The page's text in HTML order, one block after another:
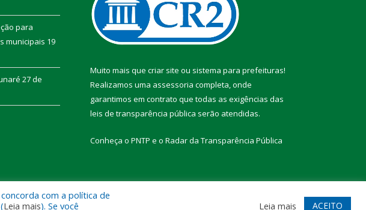
para
municipais 19
27 de
Muito mais que criar site ou sistema para prefeituras!
Realizamos uma assessoria completa, onde
garantimos em contrato que todas as exigências das
leis de transparência pública serão atendidas.
Conheça o PNTP e o Radar da Transparência Pública
Mapa do Site Acessar Webmail
com a política de
Leia mais). Se você Leia mais ACEITO